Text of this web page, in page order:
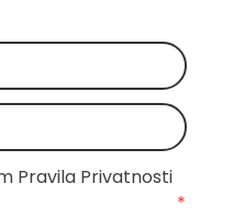
Pravila Privatnosti
*